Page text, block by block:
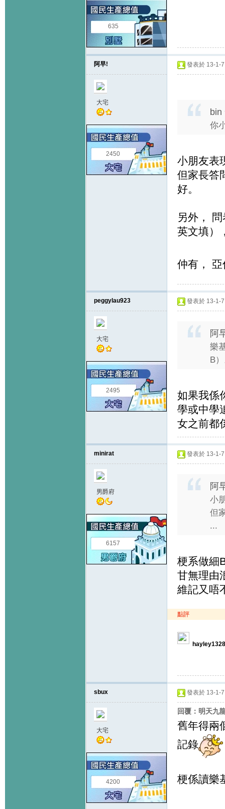
635
阿早!
大宅
2450
發表於 13-1-
bin
你
小朋友表
但家長答
好。
另外，
英文填）
仲有，
peggylau923
大宅
2495
發表於 13-1-
阿
樂
B
如果我係
學或中學
女之前都
minirat
男爵府
6157
發表於 13-1-
阿
小
但
...
梗系做細
甘無理由
維記又唔
點評
hayley1328
sbux
大宅
4200
發表於 13-1-
回覆：明天九
舊年得兩
記錄
梗係讀樂